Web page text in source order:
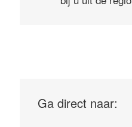
Ga direct naar: